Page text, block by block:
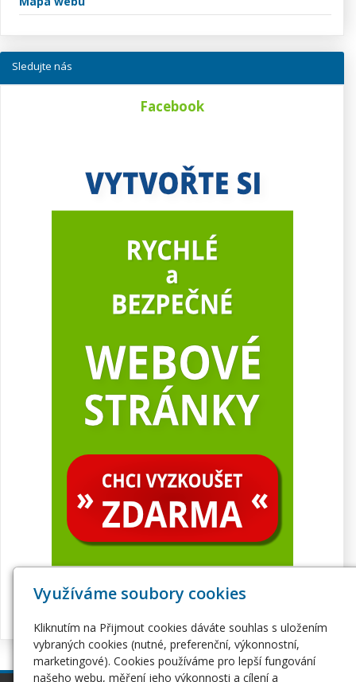
Sledujte nás
Facebook
Využíváme soubory cookies
Kliknutím na Přijmout cookies dáváte souhlas s uložením
vybraných cookies (nutné, preferenční, výkonnostní,
marketingové). Cookies používáme pro lepší fungování
našeho webu, měření jeho výkonnosti a cílení a